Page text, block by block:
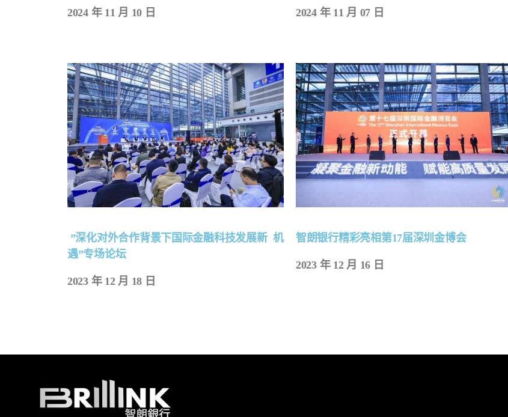
2024 年 11 月 10 日 2024 年 11 月 07 日
”深化对外合作背景下国际金融科技发展新 机
遇”专场论坛
2023 年 12 月 18 日
智朗银行精彩亮相第17届深圳金博会
2023 年 12 月 16 日